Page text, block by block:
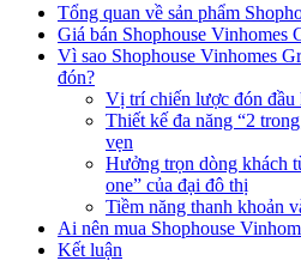
Tổng quan về sản phẩm
Giá bán Shophouse Vinhomes
Vì sao Shophouse Vinhomes
đón?
Vị trí chiến lược đón đầu
Thiết kế đa năng “2
vẹn
Hưởng trọn dòng khách
one” của đại đô thị
Tiềm năng thanh khoản
Ai nên mua Shophouse
Kết luận